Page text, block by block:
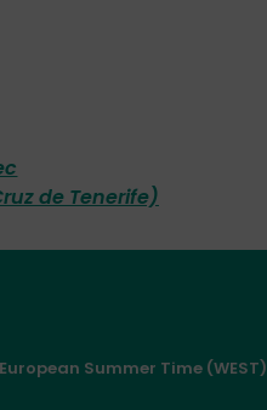
de Tenerife)
Summer Time (WEST)